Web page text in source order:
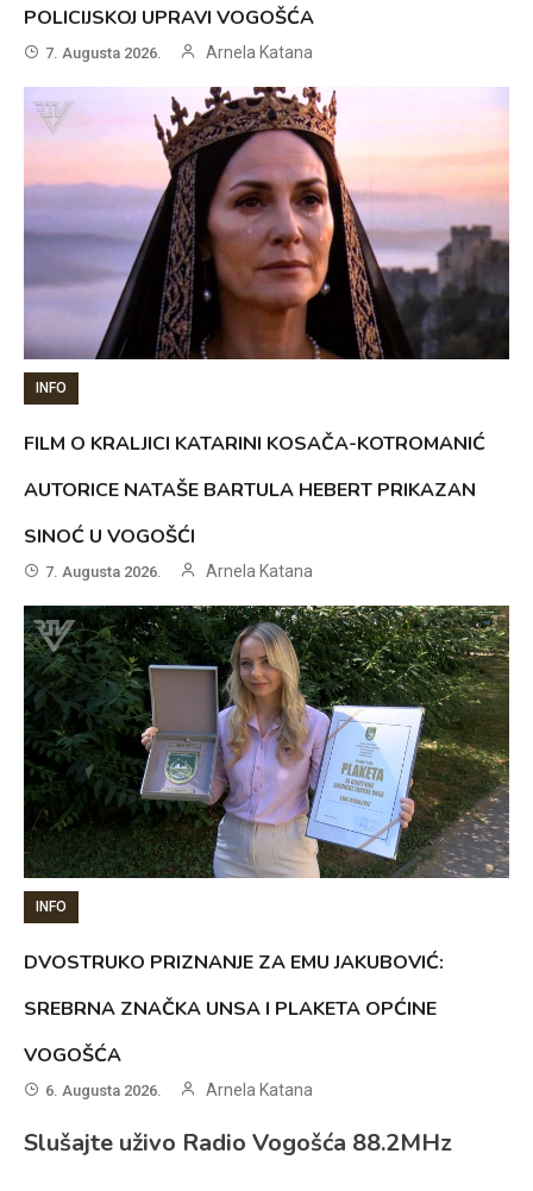
POLICIJSKOJ UPRAVI VOGOŠĆA
7. Augusta 2026. Arnela Katana
INFO
FILM O KRALJICI KATARINI KOSAČA-KOTROMANIĆ
AUTORICE NATAŠE BARTULA HEBERT PRIKAZAN
SINOĆ U VOGOŠĆI
7. Augusta 2026. Arnela Katana
INFO
DVOSTRUKO PRIZNANJE ZA EMU JAKUBOVIĆ:
SREBRNA ZNAČKA UNSA I PLAKETA OPĆINE
VOGOŠĆA
6. Augusta 2026. Arnela Katana
Slušajte uživo Radio Vogošća 88.2MHz